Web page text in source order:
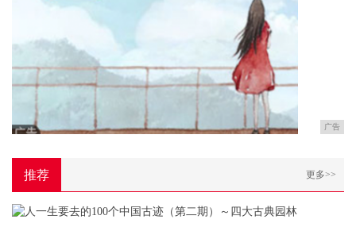
广告
推荐 更多>>